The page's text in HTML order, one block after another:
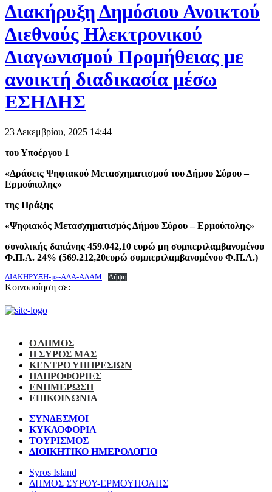
Διακήρυξη Δημόσιου Ανοικτού
Διεθνούς Ηλεκτρονικού
Διαγωνισμού Προμήθειας με
ανοικτή διαδικασία μέσω
ΕΣΗΔΗΣ
23 Δεκεμβρίου, 2025 14:44
του Υποέργου 1
«Δράσεις Ψηφιακού Μετασχηματισμού του Δήμου Σύρου –
Ερμούπολης»
της Πράξης
«Ψηφιακός Μετασχηματισμός Δήμου Σύρου – Ερμούπολης»
συνολικής δαπάνης 459.042,10 ευρώ μη συμπεριλαμβανομένου
Φ.Π.Α. 24% (569.212,20ευρώ συμπεριλαμβανομένου Φ.Π.Α.)
ΔΙΑΚΗΡΥΞΗ-με-ΑΔΑ-ΑΔΑΜ Λήψη
Κοινοποίηση σε:
Ο ΔΗΜΟΣ
Η ΣΥΡΟΣ ΜΑΣ
ΚΕΝΤΡΟ ΥΠΗΡΕΣΙΩΝ
ΠΛΗΡΟΦΟΡΙΕΣ
ΕΝΗΜΕΡΩΣΗ
ΕΠΙΚΟΙΝΩΝΙΑ
ΣΥΝΔΕΣΜΟΙ
ΚΥΚΛΟΦΟΡΙΑ
ΤΟΥΡΙΣΜΟΣ
ΔΙΟΙΚΗΤΙΚΟ ΗΜΕΡΟΛΟΓΙΟ
Syros Island
ΔΗΜΟΣ ΣΥΡΟΥ-ΕΡΜΟΥΠΟΛΗΣ